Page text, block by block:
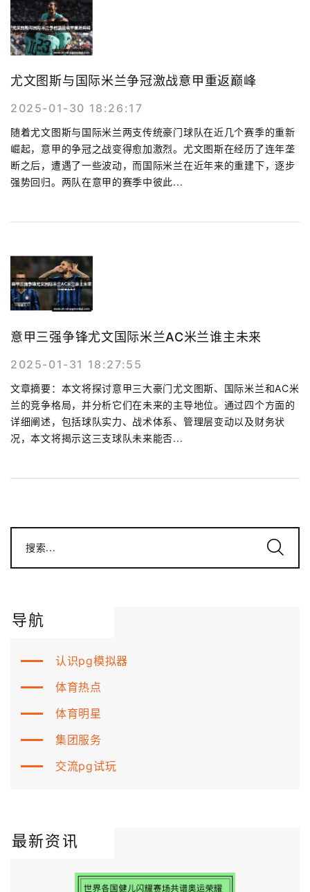
尤文图斯与国际米兰争冠激战意甲重返巅峰
2025-01-30 18:26:17
随着尤文图斯与国际米兰两支传统豪门球队在近几个赛季的重新
崛起，意甲的争冠之战变得愈加激烈。尤文图斯在经历了连年垄
断之后，遭遇了一些波动，而国际米兰在近年来的重建下，逐步
强势回归。两队在意甲的赛季中彼此...
意甲三强争锋尤文国际米兰AC米兰谁主未来
2025-01-31 18:27:55
文章摘要：本文将探讨意甲三大豪门尤文图斯、国际米兰和AC米
兰的竞争格局，并分析它们在未来的主导地位。通过四个方面的
详细阐述，包括球队实力、战术体系、管理层变动以及财务状
况，本文将揭示这三支球队未来能否...
搜索...
导航
认识pg模拟器
体育热点
体育明星
集团服务
交流pg试玩
最新资讯